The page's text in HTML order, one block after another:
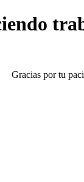
Gracias por tu